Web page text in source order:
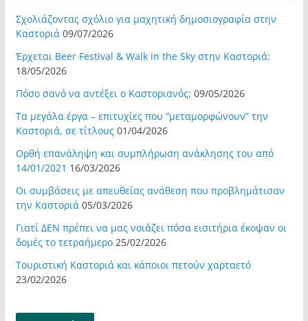
Σχολιάζοντας σχόλιο για μαχητική δημοσιογραφία στην
Καστοριά 09/07/2026
Έρχεται Beer Festival & Walk in the Sky στην Καστοριά;
18/05/2026
Πόσο σανό να αντέξει ο Καστοριανός; 09/05/2026
Τα μεγάλα έργα – επιτυχίες που “μεταμορφώνουν” την
Καστοριά, σε τίτλους 01/04/2026
Ορθή επανάληψη και συμπλήρωση ανάκλησης του από
14/01/2021 16/03/2026
Οι συμβάσεις με απευθείας ανάθεση που προβλημάτισαν
την Καστοριά 05/03/2026
Γιατί ΔΕΝ πρέπει να μας νοιάζει πόσα εισιτήρια έκοψαν οι
δομές το τετραήμερο 25/02/2026
Τουριστική Καστοριά και κάποιοι πετούν χαρταετό
23/02/2026